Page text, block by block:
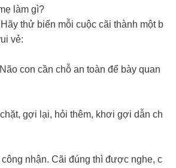
làm gì?
thử biến mỗi cuộc cãi thành một b
vẻ:
con cần chỗ an toàn để bày quan
gợi lại, hỏi thêm, khơi gợi dẫn ch
nhận. Cãi đúng thì được nghe, c